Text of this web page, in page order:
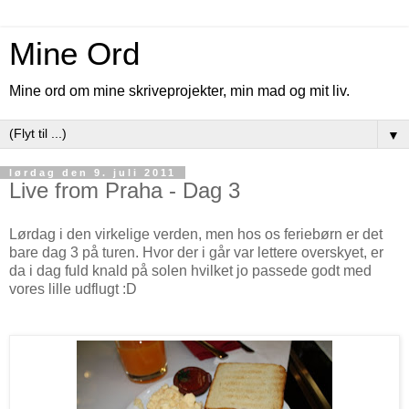
Mine Ord
Mine ord om mine skriveprojekter, min mad og mit liv.
▼
lørdag den 9. juli 2011
Live from Praha - Dag 3
Lørdag i den virkelige verden, men hos os feriebørn er det
bare dag 3 på turen. Hvor der i går var lettere overskyet, er
da i dag fuld knald på solen hvilket jo passede godt med
vores lille udflugt :D